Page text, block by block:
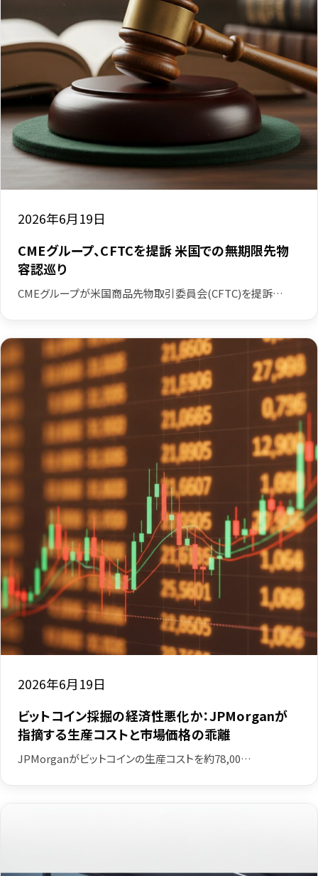
2026年6月19日
CMEグループ、CFTCを提訴 米国での無期限先物
容認巡り
CMEグループが米国商品先物取引委員会(CFTC)を提訴…
2026年6月19日
ビットコイン採掘の経済性悪化か：JPMorganが
指摘する生産コストと市場価格の乖離
JPMorganがビットコインの生産コストを約78,00…